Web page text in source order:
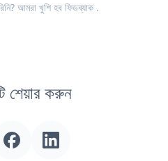
আমরা খুশি হব ফিডব্যাক .
শেয়ার করুন